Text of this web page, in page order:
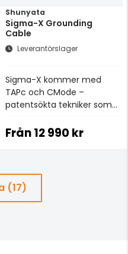
Shunyata
Sigma-X Grounding
Cable
Leverantörslager
Sigma-X kommer med
TAPc och CMode –
patentsökta tekniker som
avleda EMI och RF-brus.
Från12 990 kr
(17)